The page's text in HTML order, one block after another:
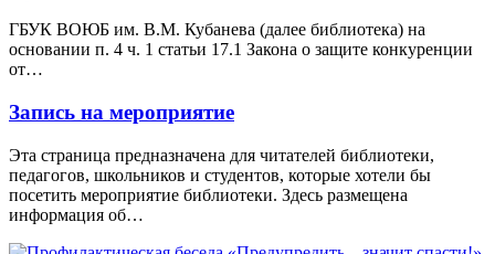
ГБУК ВОЮБ им. В.М. Кубанева (далее библиотека) на
основании п. 4 ч. 1 статьи 17.1 Закона о защите конкуренции
от…
Запись на мероприятие
Эта страница предназначена для читателей библиотеки,
педагогов, школьников и студентов, которые хотели бы
посетить мероприятие библиотеки. Здесь размещена
информация об…